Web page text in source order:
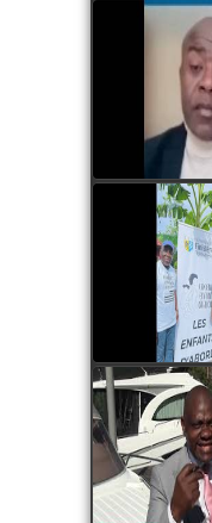
Sassou
revenu au
les armes, il
le pouvoir
watch
watch
John
s'exprime
de
Samba
watch